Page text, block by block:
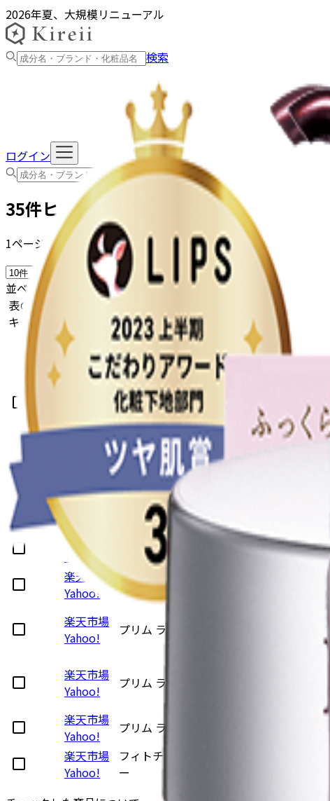
2026年夏、大規模リニューアル
検索
ログイン
検索
35件ヒット( 件目を表示）
1ページの表示件数：
並べ替え
表のアレンジ
キーワードで絞り込む
商品
画像
購入リン
ク
商品名
ドゥ ラ ヴィ トリートメント ヘアパッ ク
（しっとりハリ・コシ）
楽天市場 ドゥ ラ ヴィ トリートメント ヘアパッ ク
（しっとりハリ・コシ）
楽天市場 ドゥ ラ ヴィ トリートメント シャンプ ー
（しっとりハリ・コシ）
楽天市場
Yahoo!
ドゥ ラ ヴィ トリートメント シャンプ ー
（しっとりハリ・コシ）
楽天市場
Yahoo!
ＡＱ ミリオリティ デイトリートメント プ
ライマー
楽天市場
Yahoo!
ロージー グロウライザー
楽天市場
Yahoo!
プリム ラテ マスク
楽天市場
Yahoo!
プリム ラテ マスク
楽天市場
Yahoo!
プリム ラテ クリーム
楽天市場
Yahoo!
フィトチューン ホワイトニング チューナ
ー